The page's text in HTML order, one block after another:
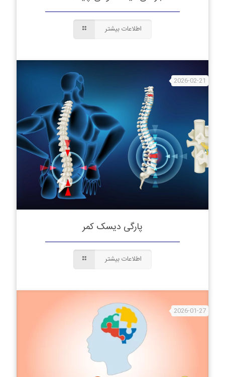
اطلاعات بیشتر
2026-02-21
پارگی دیسک کمر
اطلاعات بیشتر
2026-01-27